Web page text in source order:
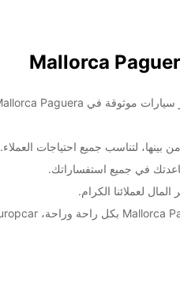
بينها، لتناسب جميع احتياجات العملاء.
في جميع استفساراتك.
لعملائنا الكرام.